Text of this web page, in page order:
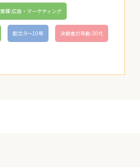
業種:広告・マーケティング
創立:9〜10年 決裁者の年齢:30代